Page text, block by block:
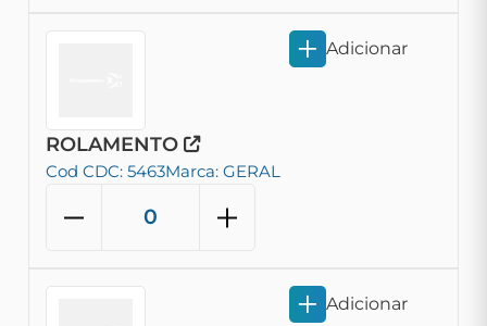
ROLAMENTO
Cod CDC: 5463Marca: GERAL
Adicionar
Adicionar